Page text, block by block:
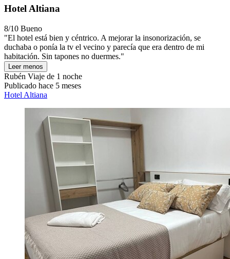
Hotel Altiana
8/10 Bueno
"El hotel está bien y céntrico. A mejorar la insonorización, se
duchaba o ponía la tv el vecino y parecía que era dentro de mi
habitación. Sin tapones no duermes."
Leer menos
Rubén Viaje de 1 noche
Publicado hace 5 meses
Hotel Altiana